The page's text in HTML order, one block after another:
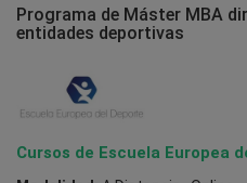
Programa de Máster MBA
entidades deportivas
Cursos de Escuela Europea